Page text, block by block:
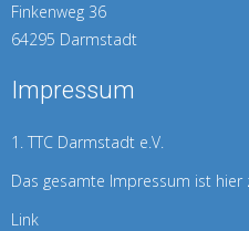
Finkenweg 36
64295 Darmstadt
Impressum
1. TTC Darmstadt e.V.
Das gesamte Impressum ist hier
Link